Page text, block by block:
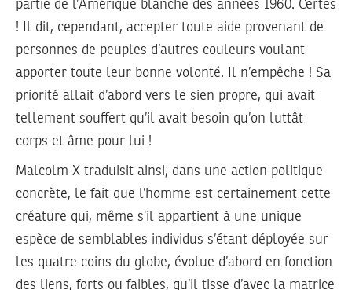
partie de l’Amérique blanche des années 1960. Certes
! Il dit, cependant, accepter toute aide provenant de
personnes de peuples d’autres couleurs voulant
apporter toute leur bonne volonté. Il n’empêche ! Sa
priorité allait d’abord vers le sien propre, qui avait
tellement souffert qu’il avait besoin qu’on luttât
corps et âme pour lui !
Malcolm X traduisit ainsi, dans une action politique
concrète, le fait que l’homme est certainement cette
créature qui, même s’il appartient à une unique
espèce de semblables individus s’étant déployée sur
les quatre coins du globe, évolue d’abord en fonction
des liens, forts ou faibles, qu’il tisse d’avec la matrice